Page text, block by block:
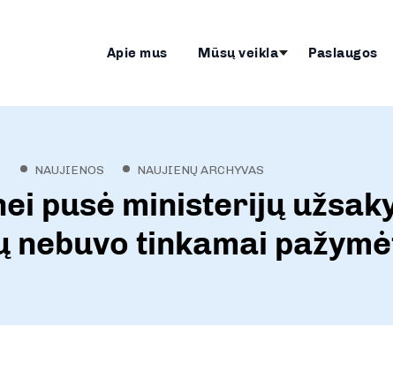
Apie mus Mūsų veikla Paslaugos
NAUJIENOS NAUJIENŲ ARCHYVAS
pusė ministerijų
nebuvo tinkamai